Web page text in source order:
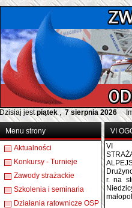
Dzisiaj jestpiątek, 7 sierpnia 2026
Menu strony
Aktualności
Konkursy - Turnieje
Zawody strażackie
Szkolenia i seminaria
Działania ratownicze OSP
VI
VI
r. na